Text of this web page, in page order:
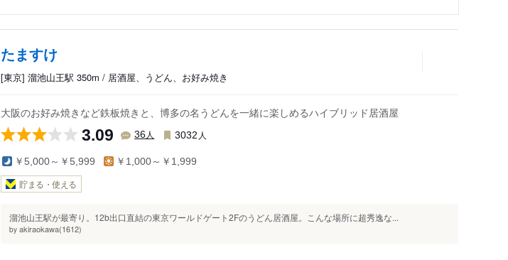
たますけ
[東京] 溜池山王駅 350m / 居酒屋、うどん、お好み焼き
大阪のお好み焼きなど鉄板焼きと、博多の名うどんを一緒に楽しめるハイブリッド居酒屋
3.09 36人 3032 人
￥5,000～￥5,999 ￥1,000～￥1,999
貯まる・使える
溜池山王駅が最寄り。12b出口直結の東京ワールドゲート2Fのうどん居酒屋。こんな場所に超秀逸な...
by akiraokawa(1612)